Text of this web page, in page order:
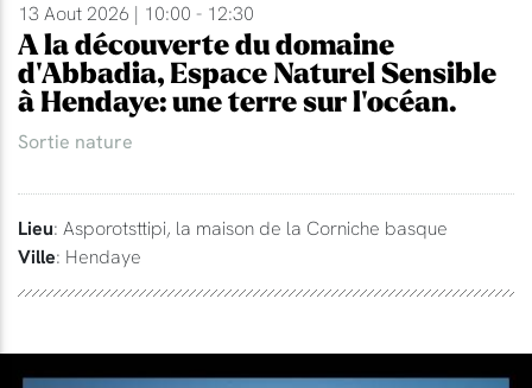
13 Aout 2026 | 10:00 - 12:30
A la découverte du domaine
d'Abbadia, Espace Naturel Sensible
à Hendaye: une terre sur l'océan.
Sortie nature
Lieu: Asporotsttipi, la maison de la Corniche basque
Ville: Hendaye